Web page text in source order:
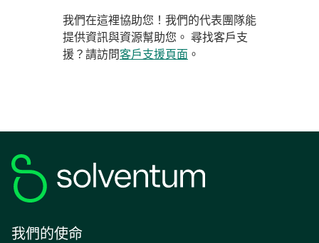
我們在這裡協助您！我們的代表團隊能
提供資訊與資源幫助您。 尋找客戶支
援？請訪問客戶支援頁面 。
我們的使命